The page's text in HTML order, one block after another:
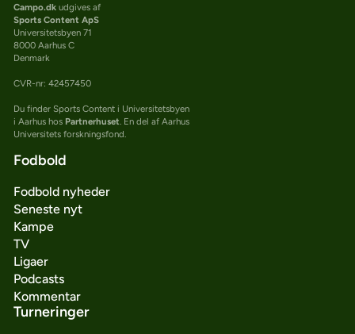
Campo.dkudgives af
Sports Content ApS
Universitetsbyen 71
8000 Aarhus C
Denmark
CVR-nr: 42457450
Du finder Sports Content i Universitetsbyen
i Aarhus hos Partnerhuset. En del af Aarhus
Universitets forskningsfond.
Fodbold
Fodbold nyheder
Seneste nyt
Kampe
TV
Ligaer
Podcasts
Kommentar
Turneringer